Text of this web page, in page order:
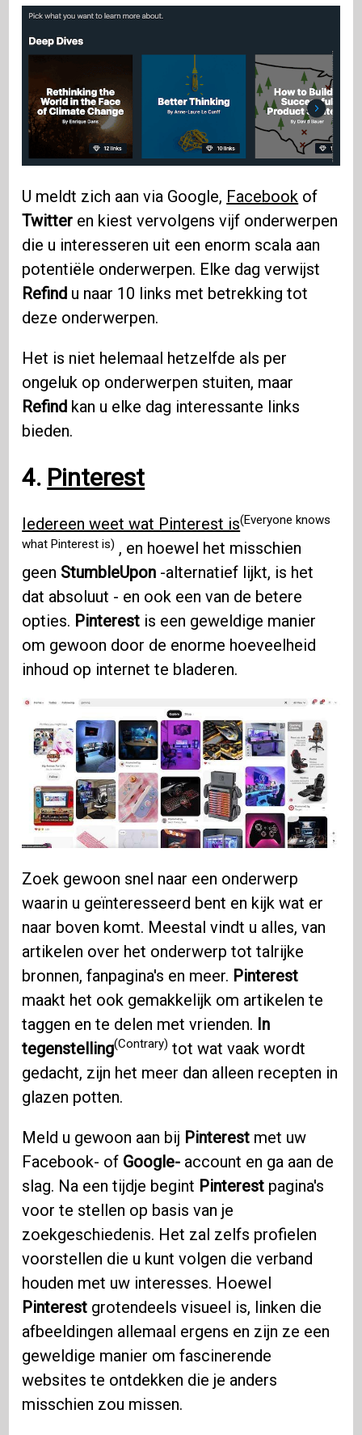
U meldt zich aan via Google, Facebook of
Twitter en kiest vervolgens vijf onderwerpen
die u interesseren uit een enorm scala aan
potentiële onderwerpen. Elke dag verwijst
Refind u naar 10 links met betrekking tot
deze onderwerpen.
Het is niet helemaal hetzelfde als per
ongeluk op onderwerpen stuiten, maar
Refind kan u elke dag interessante links
bieden.
4. Pinterest
Iedereen weet wat Pinterest is(Everyone knows
what Pinterest is) , en hoewel het misschien
geen StumbleUpon -alternatief lijkt, is het
dat absoluut - en ook een van de betere
opties. Pinterest is een geweldige manier
om gewoon door de enorme hoeveelheid
inhoud op internet te bladeren.
Zoek gewoon snel naar een onderwerp
waarin u geïnteresseerd bent en kijk wat er
naar boven komt. Meestal vindt u alles, van
artikelen over het onderwerp tot talrijke
bronnen, fanpagina's en meer. Pinterest
maakt het ook gemakkelijk om artikelen te
taggen en te delen met vrienden. In
tegenstelling(Contrary) tot wat vaak wordt
gedacht, zijn het meer dan alleen recepten in
glazen potten.
Meld u gewoon aan bij Pinterest met uw
Facebook- of Google- account en ga aan de
slag. Na een tijdje begint Pinterest pagina's
voor te stellen op basis van je
zoekgeschiedenis. Het zal zelfs profielen
voorstellen die u kunt volgen die verband
houden met uw interesses. Hoewel
Pinterest grotendeels visueel is, linken die
afbeeldingen allemaal ergens en zijn ze een
geweldige manier om fascinerende
websites te ontdekken die je anders
misschien zou missen.